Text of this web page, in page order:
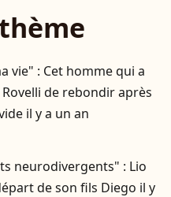
vie" : Cet homme qui a
de rebondir après
il y a un an
neurodivergents" : Lio
de son fils Diego il y